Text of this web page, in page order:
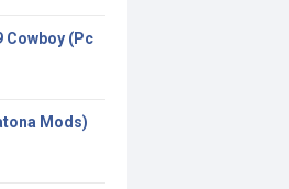
Cowboy (Pc
Mods)